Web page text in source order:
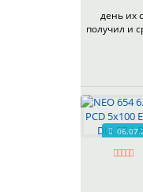
511
528
529
530
531
день их
получил и